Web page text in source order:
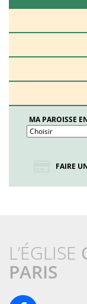
MA PAROISSE
FAIRE
L’ÉGLISE
PARIS